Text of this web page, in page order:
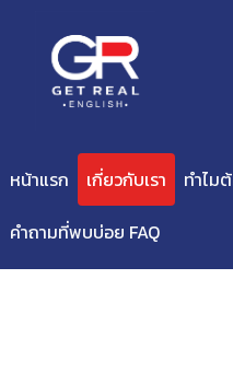
หน้าแรก เกี่ยวกับเรา ทำไม
คำถามที่พบบ่อย FAQ